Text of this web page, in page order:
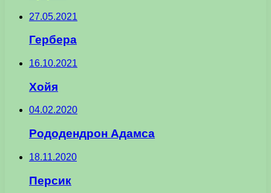
27.05.2021
Гербера
16.10.2021
Хойя
04.02.2020
Рододендрон Адамса
18.11.2020
Персик